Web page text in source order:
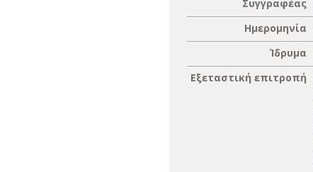
Συγγραφέας
Ημερομηνία
Ίδρυμα
Εξεταστική επιτροπή